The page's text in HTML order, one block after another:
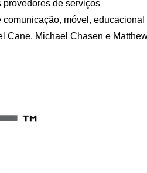
de serviços
móvel, educacional
Cane, Michael Chasen e